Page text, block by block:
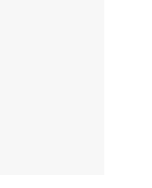
que
y
dice